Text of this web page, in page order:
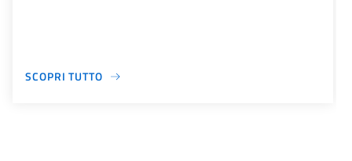
SCOPRI TUTTO